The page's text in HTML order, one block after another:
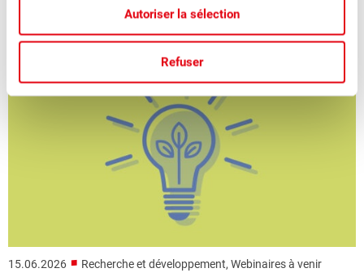
Autoriser la sélection
Refuser
15.06.2026 ■ Recherche et développement, Webinaires à venir